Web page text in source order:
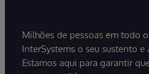
Milhões de pessoas em todo
InterSystems o seu sustento e
Estamos aqui para garantir